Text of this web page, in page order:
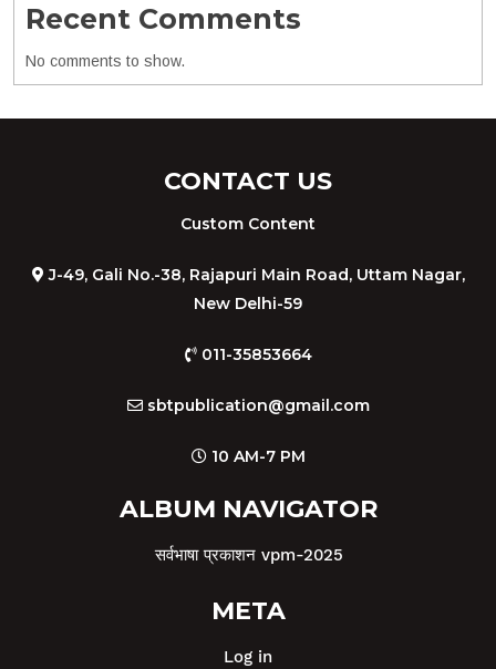
Recent Comments
No comments to show.
CONTACT US
Custom Content
J-49, Gali No.-38, Rajapuri Main Road, Uttam Nagar,
New Delhi-59
011-35853664
sbtpublication@gmail.com
10 AM-7 PM
ALBUM NAVIGATOR
सर्वभाषा प्रकाशन vpm-2025
META
Log in